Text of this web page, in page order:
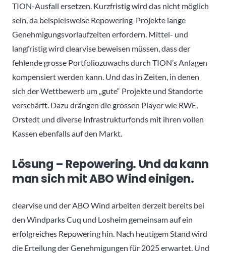
TION-Ausfall ersetzen. Kurzfristig wird das nicht möglich
sein, da beispielsweise Repowering-Projekte lange
Genehmigungsvorlaufzeiten erfordern. Mittel- und
langfristig wird clearvise beweisen müssen, dass der
fehlende grosse Portfoliozuwachs durch TION’s Anlagen
kompensiert werden kann. Und das in Zeiten, in denen
sich der Wettbewerb um „gute“ Projekte und Standorte
verschärft. Dazu drängen die grossen Player wie RWE,
Orstedt und diverse Infrastrukturfonds mit ihren vollen
Kassen ebenfalls auf den Markt.
Lösung – Repowering. Und da kann
man sich mit ABO Wind einigen.
clearvise und der ABO Wind arbeiten derzeit bereits bei
den Windparks Cuq und Losheim gemeinsam auf ein
erfolgreiches Repowering hin. Nach heutigem Stand wird
die Erteilung der Genehmigungen für 2025 erwartet. Und